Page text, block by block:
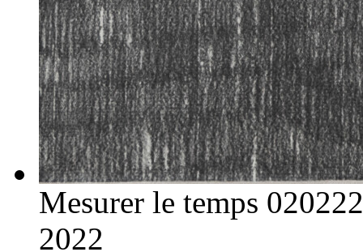
Mesurer le temps 020222
2022